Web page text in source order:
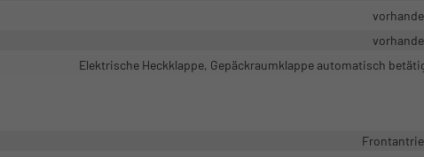
Elektrische Heckklappe, Gepäckraumklappe automatisch